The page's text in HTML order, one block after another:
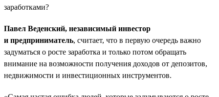
заработками?
Павел Веденский, независимый инвестор
и предприниматель, считает, что в первую очередь важно
задуматься о росте заработка и только потом обращать
внимание на возможности получения доходов от депозитов,
недвижимости и инвестиционных инструментов.